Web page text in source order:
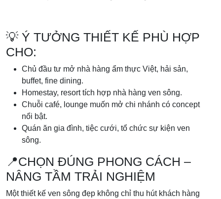
💡 Ý TƯỞNG THIẾT KẾ PHÙ HỢP
CHO:
Chủ đầu tư mở nhà hàng ẩm thực Việt, hải sản,
buffet, fine dining.
Homestay, resort tích hợp nhà hàng ven sông.
Chuỗi café, lounge muốn mở chi nhánh có concept
nổi bật.
Quán ăn gia đình, tiệc cưới, tổ chức sự kiện ven
sông.
📍CHỌN ĐÚNG PHONG CÁCH –
NÂNG TẦM TRẢI NGHIỆM
Một thiết kế ven sông đẹp không chỉ thu hút khách hàng